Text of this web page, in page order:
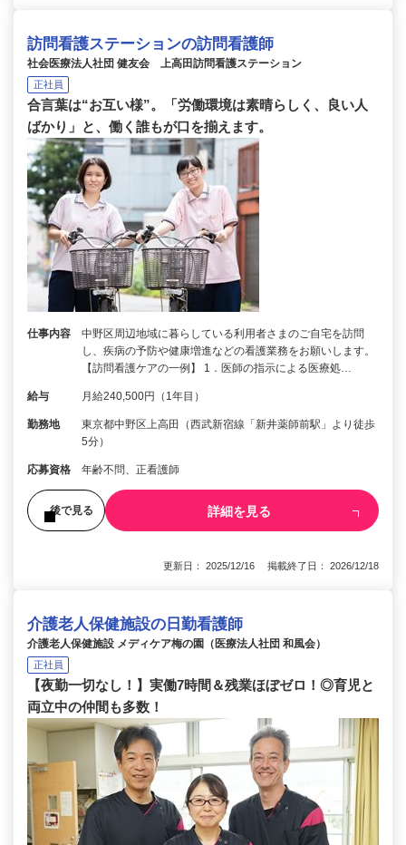
訪問看護ステーションの訪問看護師
社会医療法人社団 健友会 上高田訪問看護ステーション
正社員
合言葉は“お互い様”。「労働環境は素晴らしく、良い人
ばかり」と、働く誰もが口を揃えます。
仕事内容
中野区周辺地域に暮らしている利用者さまのご自宅を訪問
し、疾病の予防や健康増進などの看護業務をお願いします。
【訪問看護ケアの一例】 1．医師の指示による医療処…
給与 月給240,500円（1年目）
勤務地
東京都中野区上高田（西武新宿線「新井薬師前駅」より徒歩
5分）
応募資格 年齢不問、正看護師
後で見る 詳細を見る
更新日： 2025/12/16 掲載終了日： 2026/12/18
介護老人保健施設の日勤看護師
介護老人保健施設 メディケア梅の園（医療法人社団 和風会）
正社員
【夜勤一切なし！】実働7時間＆残業ほぼゼロ！◎育児と
両立中の仲間も多数！